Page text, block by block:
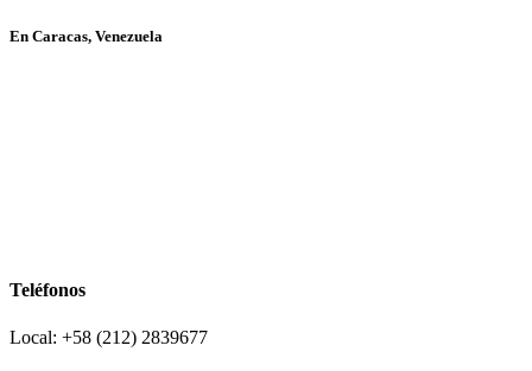
En Caracas, Venezuela
Teléfonos
Local: +58 (212) 2839677